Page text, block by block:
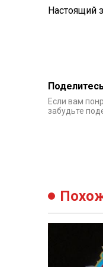
Настоящий
Если вам
забудьте